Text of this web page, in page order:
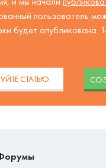
пользователь
будет опубликована.
СТАТЬЮ